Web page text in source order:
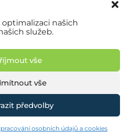
našich
služeb.
vše
vše
předvolby
osobních údajů a cookies
p. Pilař, obchodní zástupce
osobních údajů